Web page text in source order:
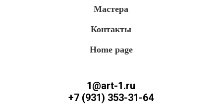
Мастера
Контакты
Home page
1@art-1.ru
+7 (931) 353-31-64